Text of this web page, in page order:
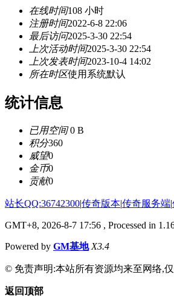
在线时间108 小时
注册时间2022-6-8 22:06
最后访问2025-3-30 22:54
上次活动时间2025-3-30 22:54
上次发表时间2023-10-4 14:02
所在时区使用系统默认
统计信息
已用空间0 B
积分360
威望0
金币0
贡献0
站长QQ:36742300|传奇版本|传奇服务端|
GMT+8, 2026-8-7 17:56 , Processed in
Powered by GM基地 X3.4
© 免责声明:本站所有资源均来至网络,
返回顶部